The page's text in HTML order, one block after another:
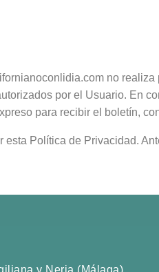
no
por el Usuario. En
para recibir el boletín,
esta Política de Privacidad.
y Nerja (Málaga).